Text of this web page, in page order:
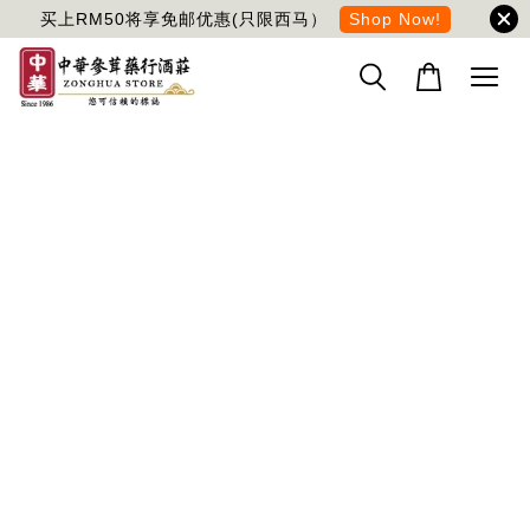
买上RM50将享免邮优惠(只限西马） Shop Now!